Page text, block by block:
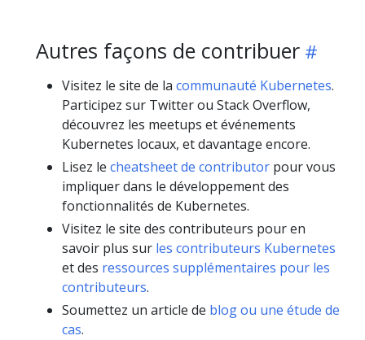
Autres façons de contribuer
Visitez le site de la communauté Kubernetes.
Participez sur Twitter ou Stack Overflow,
découvrez les meetups et événements
Kubernetes locaux, et davantage encore.
Lisez le cheatsheet de contributor pour vous
impliquer dans le développement des
fonctionnalités de Kubernetes.
Visitez le site des contributeurs pour en
savoir plus sur les contributeurs Kubernetes
et des ressources supplémentaires pour les
contributeurs.
Soumettez un article de blog ou une étude de
cas.